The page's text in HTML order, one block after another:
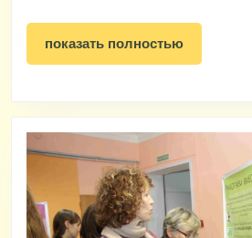
показать полностьюпоказать
полностью